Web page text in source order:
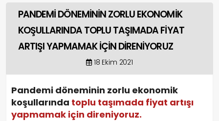
PANDEMİ DÖNEMİNİN ZORLU EKONOMİK
KOŞULLARINDA TOPLU TAŞIMADA FİYAT
ARTIŞI YAPMAMAK İÇİN DİRENİYORUZ
18 Ekim 2021
Pandemi döneminin zorlu ekonomik
koşullarında toplu taşımada fiyat artışı
yapmamak için direniyoruz.